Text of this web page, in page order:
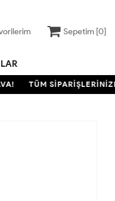
Sepetim [0]
TÜM SİPARİŞLERİNİZDE